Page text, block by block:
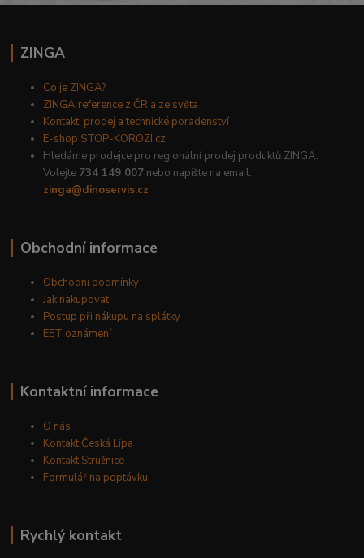
ZINGA
Co je ZINGA?
ZINGA reference z ČR a ze světa
Kontakt: prodej a technické poradenství
E-shop STOP-KOROZI.cz
Hledáme prodejce pro regionální prodej produktů ZINGA.
Volejte 734 149 007 nebo napište na email:
zinga@dinoservis.cz
Obchodní informace
Obchodní podmínky
Jak nakupovat
Postup při nákupu na splátky
EET oznámení
Kontaktní informace
O nás
Kontakt Česká Lípa
Kontakt Stružnice
Formulář na poptávku
Rychlý kontakt